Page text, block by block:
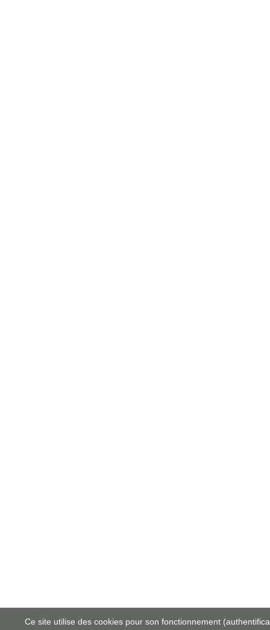
Ce site utilise des cookies pour son fonctionnement